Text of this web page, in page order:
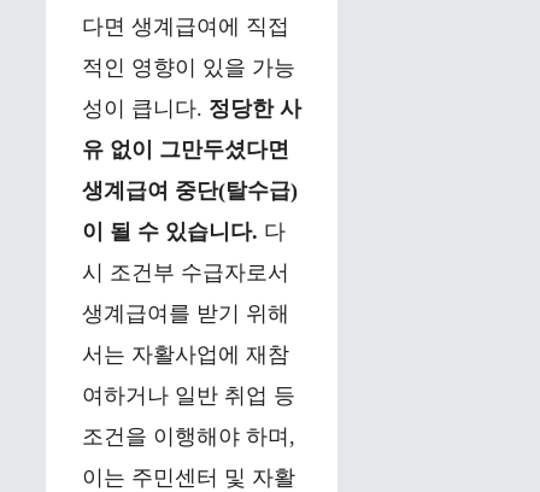
다면 생계급여에 직접
적인 영향이 있을 가능
성이 큽니다. 정당한 사
유 없이 그만두셨다면
생계급여 중단(탈수급)
이 될 수 있습니다. 다
시 조건부 수급자로서
생계급여를 받기 위해
서는 자활사업에 재참
여하거나 일반 취업 등
조건을 이행해야 하며,
이는 주민센터 및 자활